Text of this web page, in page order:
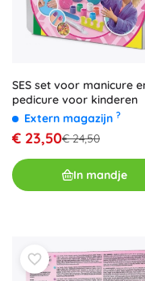
SES set voor manicure
pedicure voor kinderen
Extern magazijn ?
€ 23,50€ 24,50
In mandje